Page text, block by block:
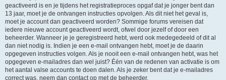
geactiveerd is en je tijdens het registratieproces opgaf dat je jonger bent dan
13 jaar, moet je de ontvangen instructies opvolgen. Als dit niet het geval is,
moet je account dan geactiveerd worden? Sommige forums vereisen dat
iedere nieuwe account geactiveerd wordt, ofwel door jezelf of door een
beheerder. Wanneer je je geregistreerd hebt, werd ook medegedeeld of dit al
dan niet nodig is. Indien je een e-mail ontvangen hebt, moet je de daarin
opgegeven instructies volgen. Als je nooit een e-mail ontvangen hebt, was het
opgegeven e-mailadres dan wel juist? Één van de redenen van activatie is om
het aantal valse accounts te doen dalen. Als je zeker bent dat je e-mailadres
correct was, neem dan contact op met de beheerder.